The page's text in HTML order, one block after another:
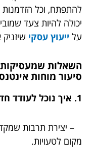
להתפתח, וכל
יכולה להיות צעד
על ייעוץ עסקי
השאלות
סיעור מוחות
1. איך נוכל לעודד חדשנות בתוך ארגון שכבר קיים?
– יצירת תרבות
מקום לטעויות.